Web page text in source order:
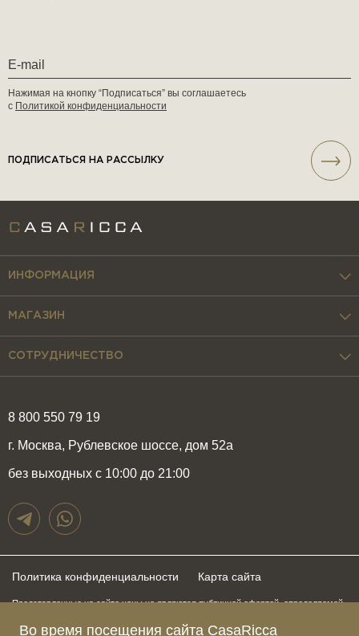
Во время посещения сайта CasaRicca
Нажимая на кнопку “Подписаться” вы соглашаетесь
с Политикой конфиденциальности
ПОДПИСАТЬСЯ НА РАССЫЛКУ
8 800 550 79 19
г. Москва, Рублевское шоссе, дом 52а
без выходных с 10:00 до 21:00
ИНФОРМАЦИЯ
МАГАЗИН
СОТРУДНИЧЕСТВО
Политика конфиденциальности Карта сайта
Представленные на сайте цены не являются публичной офертой, определяемой
быть изменены в любое время без предупреждения. Для получения актуальной и